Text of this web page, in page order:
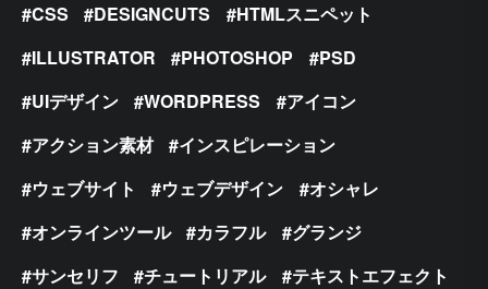
CSS DESIGNCUTS
HTMLスニペット
ILLUSTRATOR
PHOTOSHOP
PSD
UIデザイン
WORDPRESS
アイコン
アクション素材
インスピレーション
ウェブサイト
ウェブデザイン
オシャレ
オンラインツール
カラフル
グランジ
サンセリフ
チュートリアル
テキストエフェクト